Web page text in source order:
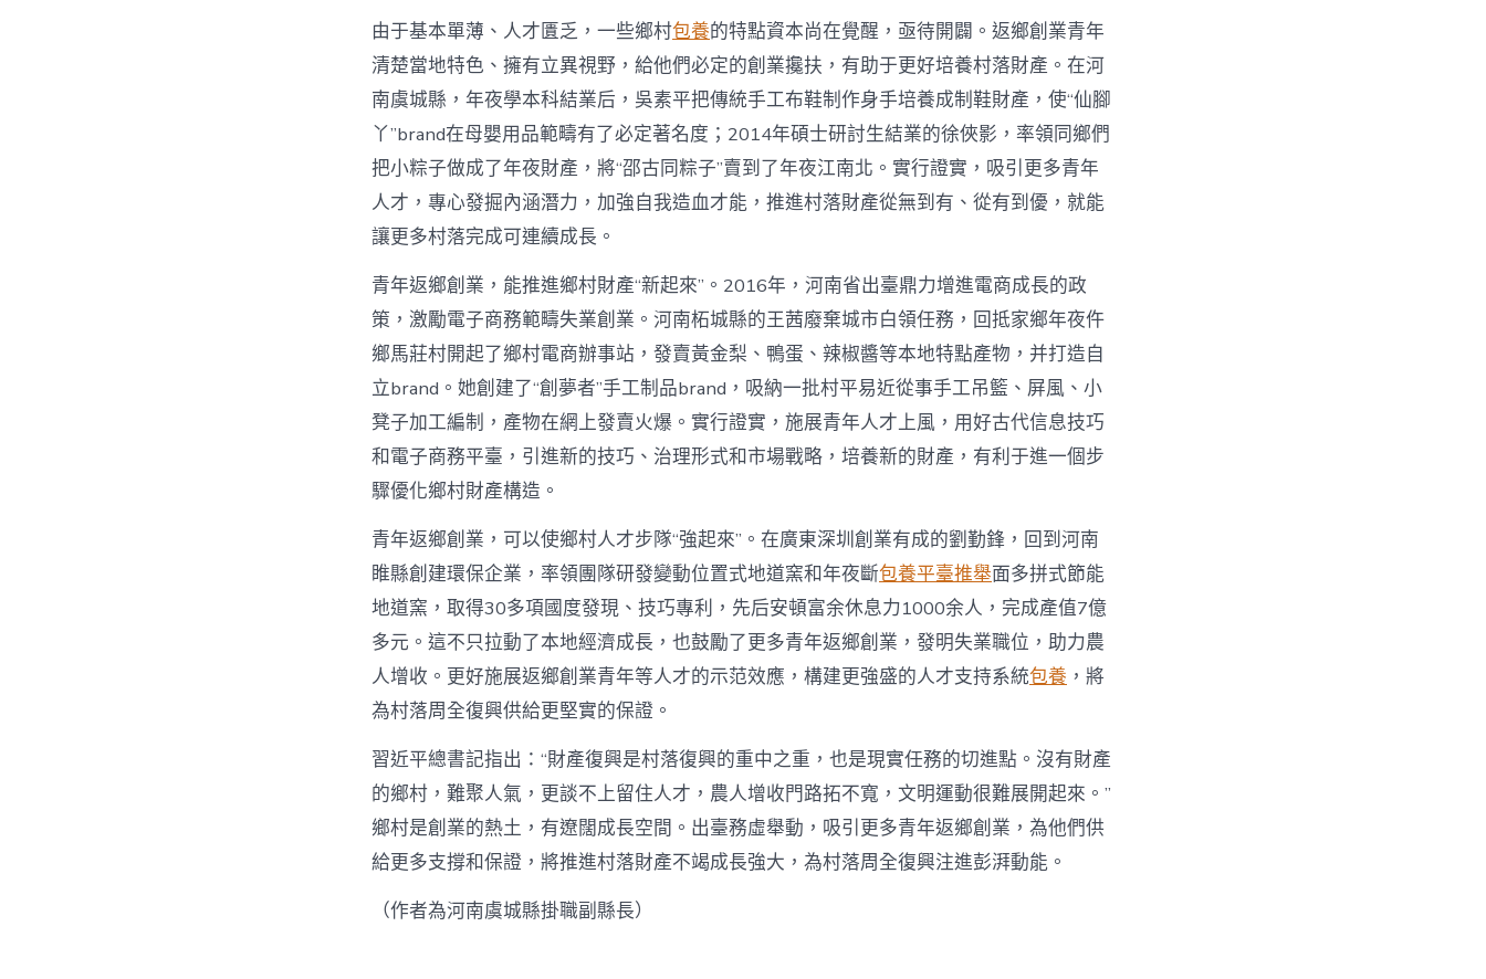
養
網
_
中
國
網〉
中
由于基本單薄、人才匱乏，一些鄉村包養的特點資本尚在覺醒，亟待開闢。返鄉創業青年
清楚當地特色、擁有立異視野，給他們必定的創業攙扶，有助于更好培養村落財產。在河
南虞城縣，年夜學本科結業后，吳素平把傳統手工布鞋制作身手培養成制鞋財產，使“仙腳
丫”brand在母嬰用品範疇有了必定著名度；2014年碩士研討生結業的徐俠影，率領同鄉們
把小粽子做成了年夜財產，將“邵古同粽子”賣到了年夜江南北。實行證實，吸引更多青年
人才，專心發掘內涵潛力，加強自我造血才能，推進村落財產從無到有、從有到優，就能
讓更多村落完成可連續成長。
青年返鄉創業，能推進鄉村財產“新起來”。2016年，河南省出臺鼎力增進電商成長的政
策，激勵電子商務範疇失業創業。河南柘城縣的王茜廢棄城市白領任務，回抵家鄉年夜仵
鄉馬莊村開起了鄉村電商辦事站，發賣黃金梨、鴨蛋、辣椒醬等本地特點產物，并打造自
立brand。她創建了“創夢者”手工制品brand，吸納一批村平易近從事手工吊籃、屏風、小
凳子加工編制，產物在網上發賣火爆。實行證實，施展青年人才上風，用好古代信息技巧
和電子商務平臺，引進新的技巧、治理形式和市場戰略，培養新的財產，有利于進一個步
驟優化鄉村財產構造。
青年返鄉創業，可以使鄉村人才步隊“強起來”。在廣東深圳創業有成的劉勤鋒，回到河南
睢縣創建環保企業，率領團隊研發變動位置式地道窯和年夜斷包養平臺推舉面多拼式節能
地道窯，取得30多項國度發現、技巧專利，先后安頓富余休息力1000余人，完成產值7億
多元。這不只拉動了本地經濟成長，也鼓勵了更多青年返鄉創業，發明失業職位，助力農
人增收。更好施展返鄉創業青年等人才的示范效應，構建更強盛的人才支持系統包養 ，將
為村落周全復興供給更堅實的保證。
習近平總書記指出：“財產復興是村落復興的重中之重，也是現實任務的切進點。沒有財產
的鄉村，難聚人氣，更談不上留住人才，農人增收門路拓不寬，文明運動很難展開起來。”
鄉村是創業的熱土，有遼闊成長空間。出臺務虛舉動，吸引更多青年返鄉創業，為他們供
給更多支撐和保證，將推進村落財產不竭成長強大，為村落周全復興注進彭湃動能。
（作者為河南虞城縣掛職副縣長）